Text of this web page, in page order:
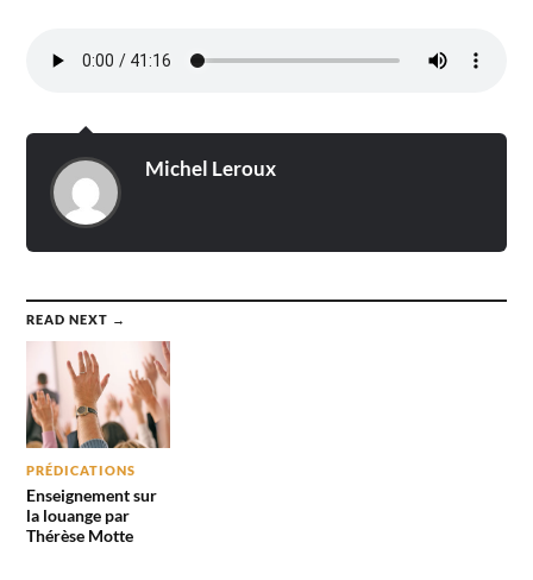
Michel Leroux
READ NEXT →
PRÉDICATIONS
Enseignement sur
la louange par
Thérèse Motte